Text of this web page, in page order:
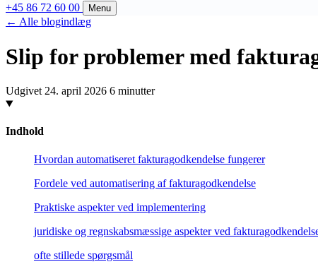
+45 86 72 60 00 Menu
← Alle blogindlæg
Slip for problemer med
Udgivet 24. april 2026 6 minutter
Indhold
Hvordan automatiseret fakturagodkendelse fungerer
Fordele ved automatisering af fakturagodkendelse
Praktiske aspekter ved implementering
juridiske og regnskabsmæssige aspekter ved
ofte stillede spørgsmål